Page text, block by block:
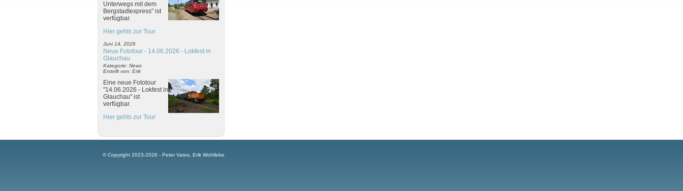
Unterwegs mit dem
Bergstadtexpress" ist
verfügbar.
Hier gehts zur Tour
Juni 14, 2026
Neue Fototour - 14.06.2026 - Lokfest in
Glauchau
Kategorie: News
Erstellt von: Erik
Eine neue Fototour
"14.06.2026 - Lokfest in
Glauchau" ist
verfügbar.
Hier gehts zur Tour
© Copyright 2023-2026 - Peter Vates, Erik Wohllebe